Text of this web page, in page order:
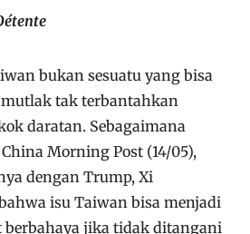
bukan sesuatu yang bisa
tak terbantahkan
daratan. Sebagaimana
Morning Post (14/05),
dengan Trump, Xi
isu Taiwan bisa menjadi
berbahaya jika tidak ditangani